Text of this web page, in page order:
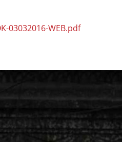
03032016-WEB.pdf